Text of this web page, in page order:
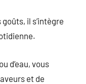
il s’intègre
d’eau, vous
et de